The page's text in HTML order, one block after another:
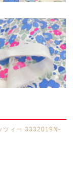
ツィー 3332019N-